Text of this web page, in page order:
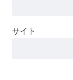
サイト